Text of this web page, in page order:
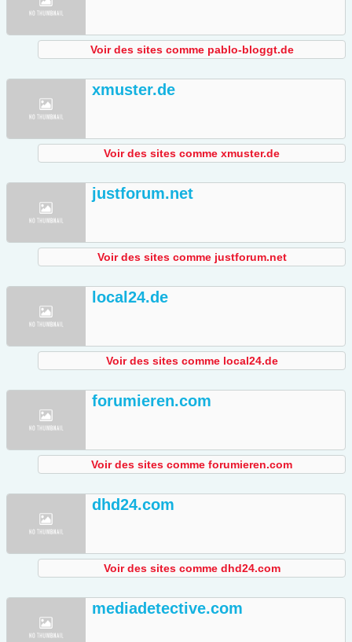
Voir des sites comme pablo-bloggt.de
xmuster.de
Voir des sites comme xmuster.de
justforum.net
Voir des sites comme justforum.net
local24.de
Voir des sites comme local24.de
forumieren.com
Voir des sites comme forumieren.com
dhd24.com
Voir des sites comme dhd24.com
mediadetective.com